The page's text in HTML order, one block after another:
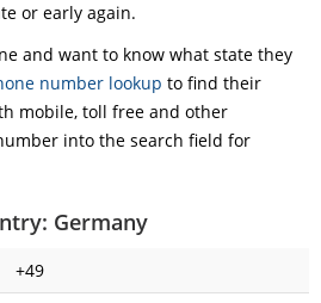
or early again.
and want to know what state they
number lookup to find their
mobile, toll free and other
into the search field for
Germany
+49